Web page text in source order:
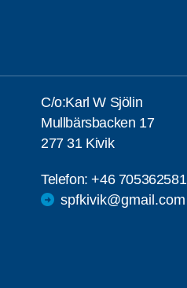
C/o:Karl W Sjölin
Mullbärsbacken 17
277 31 Kivik
Telefon:+46 705362581
spfkivik@gmail.com